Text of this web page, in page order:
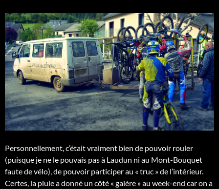
Personnellement, c’était vraiment bien de pouvoir rouler
(puisque je ne le pouvais pas à Laudun ni au Mont-Bouquet
faute de vélo), de pouvoir participer au « truc » de l’intérieur.
Certes, la pluie a donné un côté « galère » au week-end car on a